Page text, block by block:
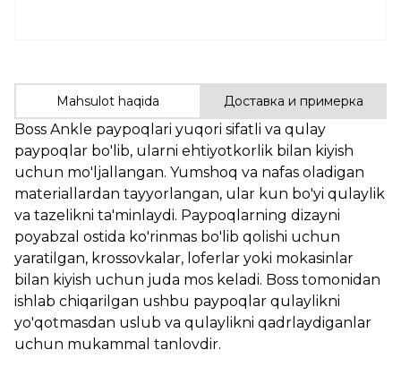
Mahsulot haqida Доставка и примерка
Boss Ankle paypoqlari yuqori sifatli va qulay
paypoqlar bo'lib, ularni ehtiyotkorlik bilan kiyish
uchun mo'ljallangan. Yumshoq va nafas oladigan
materiallardan tayyorlangan, ular kun bo'yi qulaylik
va tazelikni ta'minlaydi. Paypoqlarning dizayni
poyabzal ostida ko'rinmas bo'lib qolishi uchun
yaratilgan, krossovkalar, loferlar yoki mokasinlar
bilan kiyish uchun juda mos keladi. Boss tomonidan
ishlab chiqarilgan ushbu paypoqlar qulaylikni
yo'qotmasdan uslub va qulaylikni qadrlaydiganlar
uchun mukammal tanlovdir.